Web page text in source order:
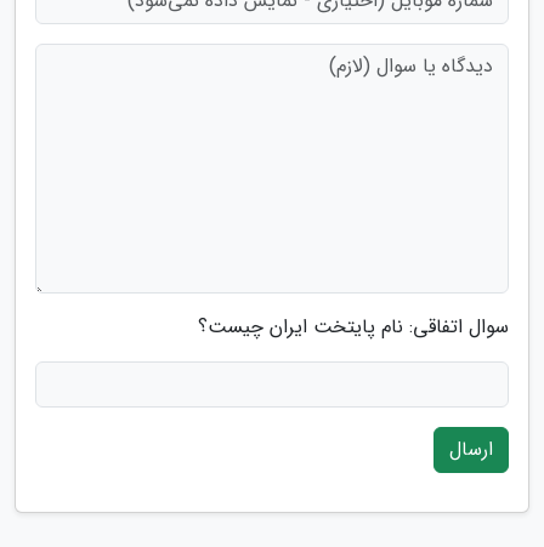
سوال اتفاقی: نام پایتخت ایران چیست؟
ارسال